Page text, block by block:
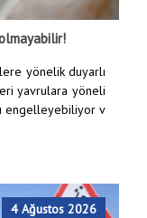
yönelik duyarlı
yavrulara yöneli
engelleyebiliyor v
4 Ağustos 2026